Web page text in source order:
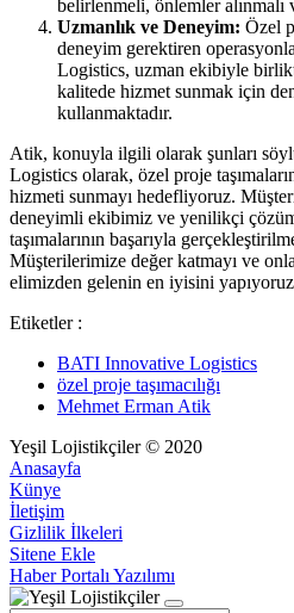
belirlenmeli, önlemler alınmalı
Uzmanlık ve Deneyim: Özel
deneyim gerektiren
Logistics, uzman ekibiyle
kalitede hizmet sunmak için
kullanmaktadır.
Atik, konuyla ilgili olarak şunları
Logistics olarak, özel proje
hizmeti sunmayı hedefliyoruz. Müşteri
deneyimli ekibimiz ve yenilikçi
taşımalarının başarıyla
Müşterilerimize değer katmayı ve
elimizden gelenin en iyisini
Etiketler :
BATI Innovative Logistics
özel proje taşımacılığı
Mehmet Erman Atik
Yeşil Lojistikçiler © 2020
Anasayfa
Künye
İletişim
Gizlilik İlkeleri
Sitene Ekle
Haber Portalı Yazılımı